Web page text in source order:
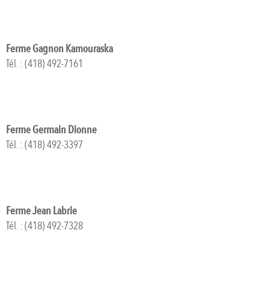
Ferme Gagnon Kamouraska
Tél. : (418) 492-7161
Ferme Germain Dionne
Tél. : (418) 492-3397
Ferme Jean Labrie
Tél. : (418) 492-7328